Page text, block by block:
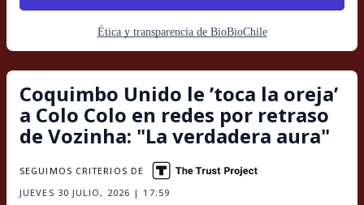
Ética y transparencia de BioBioChile
Coquimbo Unido le ’toca la oreja’
a Colo Colo en redes por retraso
de Vozinha: "La verdadera aura"
JUEVES 30 JULIO, 2026 | 17:59
SEGUIMOS CRITERIOS DE